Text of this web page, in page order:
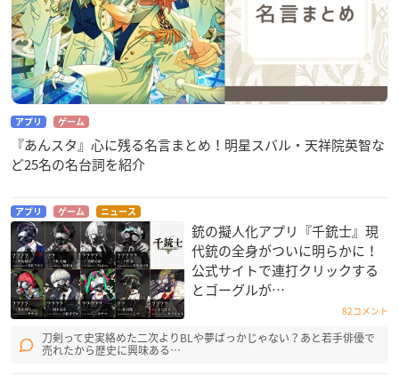
アプリ ゲーム
『あんスタ』心に残る名言まとめ！明星スバル・天祥院英智な
ど25名の名台詞を紹介
アプリ ゲーム ニュース
銃の擬人化アプリ『千銃士』現
代銃の全身がついに明らかに！
公式サイトで連打クリックする
とゴーグルが…
82コメント
刀剣って史実絡めた二次よりBLや夢ばっかじゃない？あと若手俳優で
売れたから歴史に興味ある…